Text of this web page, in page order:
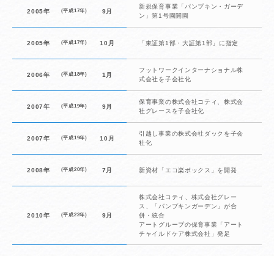
2005年 (平成17年) 9月
新規保育事業「パンプキン・ガーデ
ン」第1号園開園
2005年 (平成17年) 10月 「東証第1部・大証第1部」に指定
2006年 (平成18年) 1月
フットワークインターナショナル株
式会社を子会社化
2007年 (平成19年) 9月
保育事業の株式会社コティ、株式会
社グレースを子会社化
2007年 (平成19年) 10月
引越し事業の株式会社ダックを子会
社化
2008年 (平成20年) 7月 新資材「エコ楽ボックス」を開発
2010年 (平成22年) 9月
株式会社コティ、株式会社グレー
ス、「パンプキンガーデン」が合
併・統合
アートグループの保育事業「アート
チャイルドケア株式会社」発足